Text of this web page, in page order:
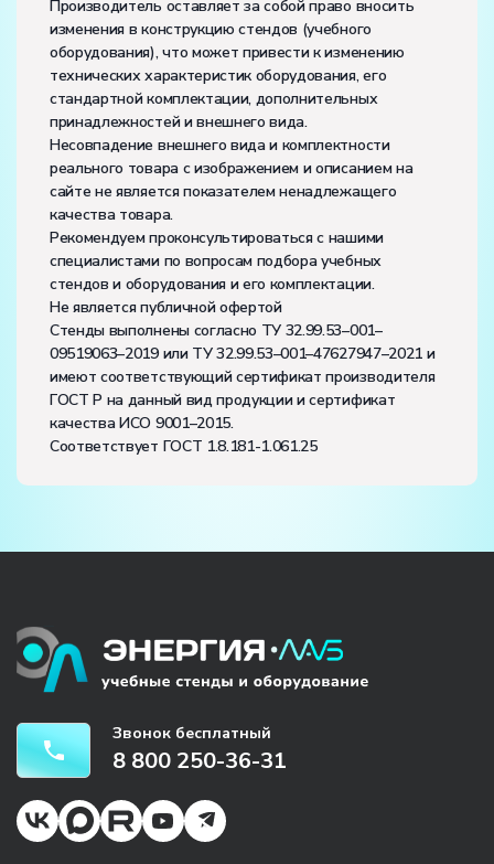
Производитель оставляет за собой право вносить
изменения в конструкцию стендов (учебного
оборудования), что может привести к изменению
технических характеристик оборудования, его
стандартной комплектации, дополнительных
принадлежностей и внешнего вида.
Несовпадение внешнего вида и комплектности
реального товара с изображением и описанием на
сайте не является показателем ненадлежащего
качества товара.
Рекомендуем проконсультироваться с нашими
специалистами по вопросам подбора учебных
стендов и оборудования и его комплектации.
Не является публичной офертой
Стенды выполнены согласно ТУ 32.99.53–001–
09519063–2019 или ТУ 32.99.53–001–47627947–2021 и
имеют соответствующий сертификат производителя
ГОСТ Р на данный вид продукции и сертификат
качества ИСО 9001–2015.
Соответствует ГОСТ 1.8.181-1.061.25
Звонок бесплатный
8 800 250-36-31